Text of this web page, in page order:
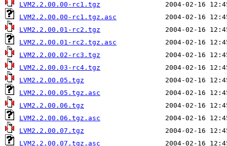
LVM2.2.00.00-rc1.tgz
LVM2.2.00.00-rc1.tgz.asc
LVM2.2.00.01-rc2.tgz
LVM2.2.00.01-rc2.tgz.asc
LVM2.2.00.02-rc3.tgz
LVM2.2.00.03-rc4.tgz
LVM2.2.00.05.tgz
LVM2.2.00.05.tgz.asc
LVM2.2.00.06.tgz
LVM2.2.00.06.tgz.asc
LVM2.2.00.07.tgz
LVM2.2.00.07.tgz.asc